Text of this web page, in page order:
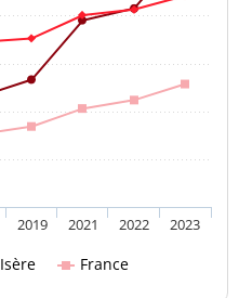
Isère France
2019 2021 2022 2023